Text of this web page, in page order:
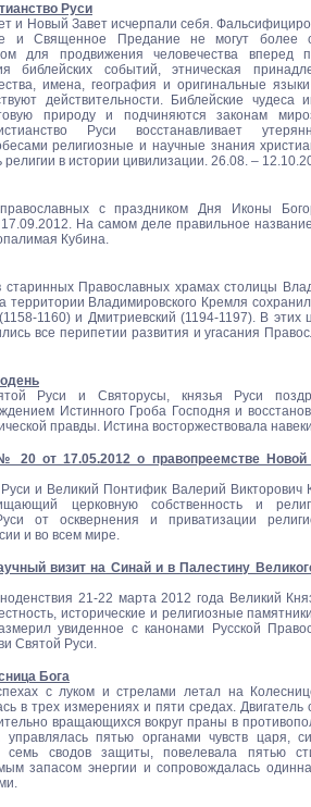
Руси
и Новый Завет исчерпали себя.
и Священное Предание не могут более
для продвижения человечества вперед
библейских событий, этническая
имена, география и оригинальные
действительности. Библейские чудеса
природу и подчиняются законам
Руси восстанавливает
религиозные и научные знания
в истории цивилизации. 26.08. –
с праздником Дня Иконы
На самом деле правильное
Кубина.
старинных Православных храмах столицы
территории Владимировского Кремля
1160) и Дмитриевский (1194-1197). В этих
все перипетии развития и угасания
Руси и Святорусы, князья Руси
Истинного Гроба Господня и
правды. Истина восторжествовала
20 от 17.05.2012 о правопреемстве Новой
и Великий Понтифик Валерий Викторович
церковную собственность и
от осквернения и приватизации
и во всем мире.
визит на Синай и в Палестину
21-22 марта 2012 года Великий
исторические и религиозные
увиденное с канонами Русской
Святой Руси.
Бога
с луком и стрелами летал на
в трех измерениях и пяти средах. Двигатель
вращающихся вокруг праны в
управлялась пятью органами чувств царя,
сводов защиты, повелевала пятью
запасом энергии и сопровождалась